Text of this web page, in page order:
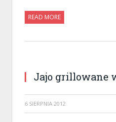
READ MORE
Jajo grillowane
6 SIERPNIA 2012